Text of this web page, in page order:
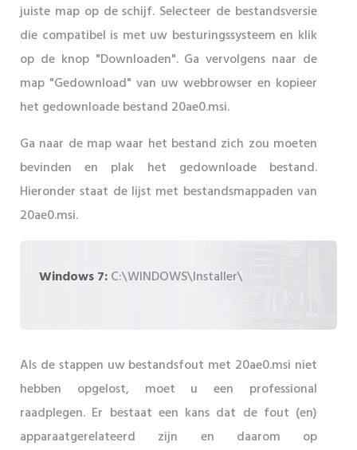
juiste map op de schijf. Selecteer de bestandsversie
die compatibel is met uw besturingssysteem en klik
op de knop "Downloaden". Ga vervolgens naar de
map "Gedownload" van uw webbrowser en kopieer
het gedownloade bestand 20ae0.msi.
Ga naar de map waar het bestand zich zou moeten
bevinden en plak het gedownloade bestand.
Hieronder staat de lijst met bestandsmappaden van
20ae0.msi.
Windows 7:C:\WINDOWS\Installer\
Als de stappen uw bestandsfout met 20ae0.msi niet
hebben opgelost, moet u een professional
raadplegen. Er bestaat een kans dat de fout (en)
apparaatgerelateerd zijn en daarom op